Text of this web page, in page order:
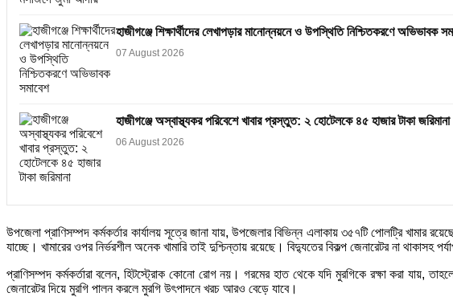
হাজীগঞ্জে শিক্ষার্থীদের লেখাপড়ার মানোন্নয়নে ও উপস্থিতি নিশ্চিতকরণে অভিভাবক
07 August 2026
হাজীগঞ্জে অস্বাস্থ্যকর পরিবেশে খাবার প্রস্তুত: ২ হোটেলকে ৪৫ হাজার টাকা জরিমানা
06 August 2026
উপজেলা প্রাণিসম্পদ কর্মকর্তার কার্যালয় সূত্রে জানা যায়, উপজেলার বিভিন্ন এলাকায় ৩৫৭টি পোলট্রি খামার
যাচ্ছে। খামারের ওপর নির্ভরশীল অনেক খামারি তাই দুশ্চিন্তায় রয়েছে। বিদ্যুতের বিকল্প জেনারেটর না থাকাসহ
প্রাণিসম্পদ কর্মকর্তারা বলেন, হিটস্ট্রোক কোনো রোগ নয়। গরমের হাত থেকে যদি মুরগিকে রক্ষা করা যায়,
জেনারেটর দিয়ে মুরগি পালন করলে মুরগি উৎপাদনে খরচ আরও বেড়ে যাবে।